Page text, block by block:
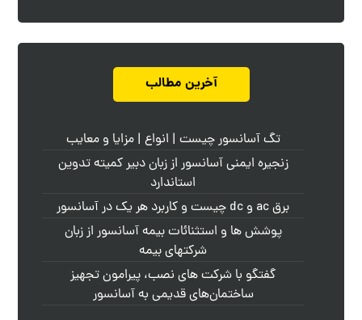
آخرین مطالب
تگ آسانسور چیست | انواع | مزایا و معایب
زنجیره ایمنی آسانسور از زبان دبیر کمیته تدوین
استاندارد
برق ac و dc چیست و کاربرد هر یک در آسانسور
پوشش ها و استثنائات بیمه آسانسور از زبان
شرکتهای بیمه
گفتگو با شرکت های نصب، پیرامون تجهیز
ساختمان‌های قدیمی به آسانسور